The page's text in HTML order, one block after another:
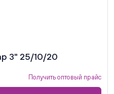
3" 25/10/20
Получить оптовый прайс